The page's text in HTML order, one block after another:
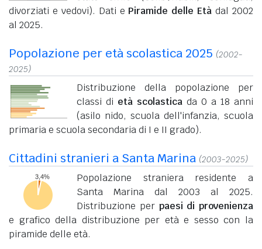
divorziati e vedovi). Dati e Piramide delle Età dal 2002
al 2025.
Popolazione per età scolastica 2025 (2002-
2025)
Distribuzione della popolazione per
classi di età scolastica da 0 a 18 anni
(asilo nido, scuola dell'infanzia, scuola
primaria e scuola secondaria di I e II grado).
Cittadini stranieri a Santa Marina (2003-2025)
Popolazione straniera residente a
Santa Marina dal 2003 al 2025.
Distribuzione per paesi di provenienza
e grafico della distribuzione per età e sesso con la
piramide delle età.